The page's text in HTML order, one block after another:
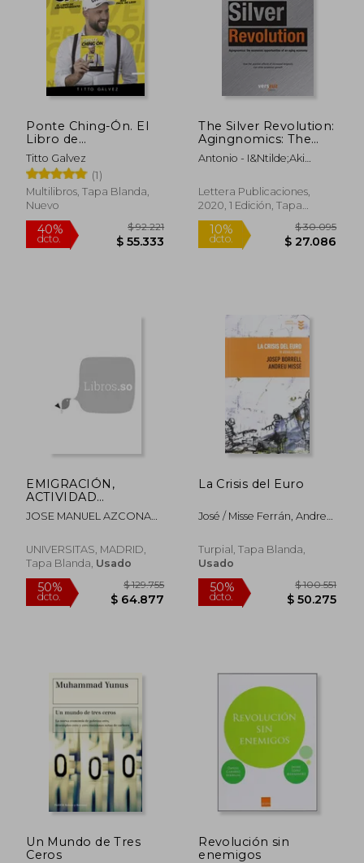
dcto. $ 36.362 dcto.
Ponte Ching-Ón. El
Libro de
Emprendimiento
más Fácil de Leer
Titto Galvez
(1)
Multilibros, Tapa Blanda,
Nuevo
The Silver Revolution:
Agingnomics: The
Economic
Opportunities of an
Inglés)
Antonio - I&Ntilde;Aki
Lettera Publicaciones,
2020, 1 Edición, Tapa
Blanda, Nuevo
EMIGRACIÓN,
ACTIVIDAD
EMPRESARIAL Y
COOPERACIÓN,
DESARROLLO EN LA
REPÚBLICA
JOSE MANUEL AZCONA
UNIVERSITAS, MADRID,
Tapa Blanda, Usado
La Crisis del Euro
José / Misse Ferrán, Andreu
Turpial, Tapa Blanda,
Usado
Un Mundo de Tres
Ceros
Revolución sin
enemigos